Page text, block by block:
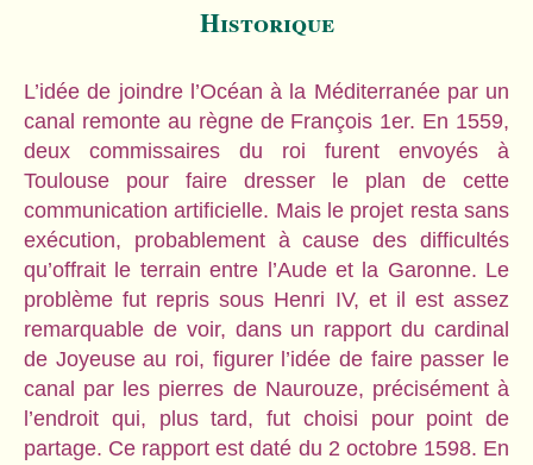
Historique
L’idée de joindre l’Océan à la Méditerranée par un
canal remonte au règne de François 1er. En 1559,
deux commissaires du roi furent envoyés à
Toulouse pour faire dresser le plan de cette
communication artificielle. Mais le projet resta sans
exécution, probablement à cause des difficultés
qu’offrait le terrain entre l’Aude et la Garonne. Le
problème fut repris sous Henri IV, et il est assez
remarquable de voir, dans un rapport du cardinal
de Joyeuse au roi, figurer l’idée de faire passer le
canal par les pierres de Naurouze, précisément à
l’endroit qui, plus tard, fut choisi pour point de
partage. Ce rapport est daté du 2 octobre 1598. En